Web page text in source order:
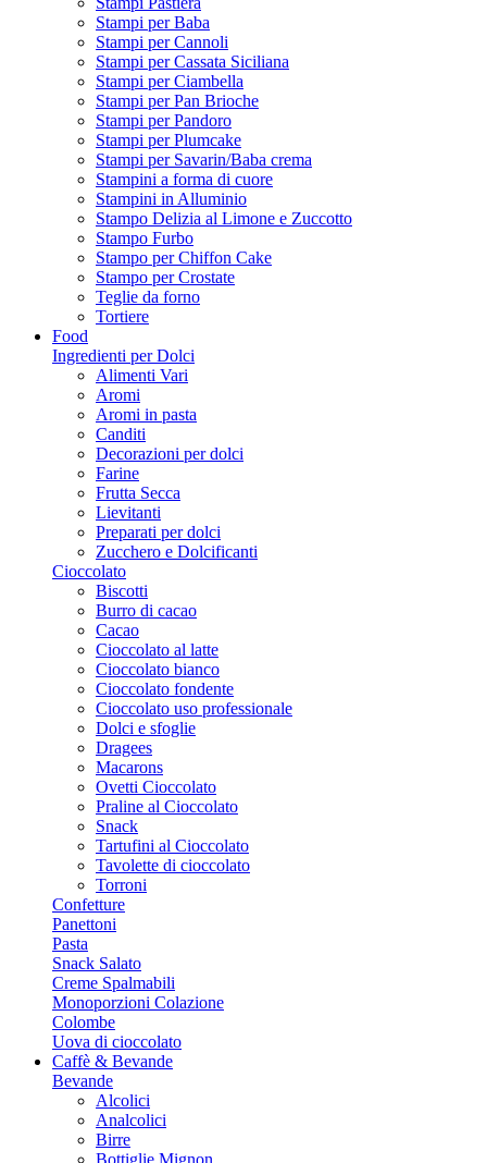
Stampi per Baba
Stampi per Cannoli
Stampi per Cassata Siciliana
Stampi per Ciambella
Stampi per Pan Brioche
Stampi per Pandoro
Stampi per Plumcake
Stampi per Savarin/Baba crema
Stampini a forma di cuore
Stampini in Alluminio
Stampo Delizia al Limone e Zuccotto
Stampo Furbo
Stampo per Chiffon Cake
Stampo per Crostate
Teglie da forno
Tortiere
Food
Ingredienti per Dolci
Alimenti Vari
Aromi
Aromi in pasta
Canditi
Decorazioni per dolci
Farine
Frutta Secca
Lievitanti
Preparati per dolci
Zucchero e Dolcificanti
Cioccolato
Biscotti
Burro di cacao
Cacao
Cioccolato al latte
Cioccolato bianco
Cioccolato fondente
Cioccolato uso professionale
Dolci e sfoglie
Dragees
Macarons
Ovetti Cioccolato
Praline al Cioccolato
Snack
Tartufini al Cioccolato
Tavolette di cioccolato
Torroni
Confetture
Panettoni
Pasta
Snack Salato
Creme Spalmabili
Monoporzioni Colazione
Colombe
Uova di cioccolato
Caffè & Bevande
Bevande
Alcolici
Analcolici
Birre
Bottiglie Mignon